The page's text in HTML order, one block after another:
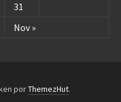
Nov »
31
porThemezHut.